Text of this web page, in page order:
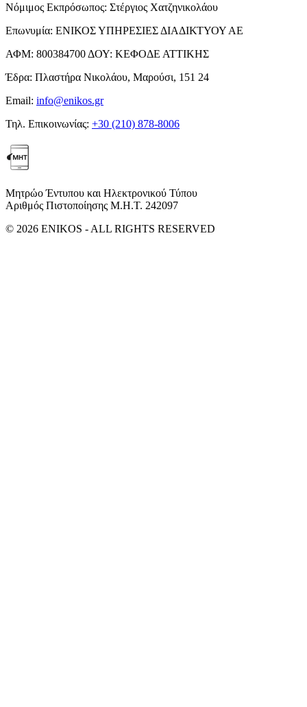
Νόμιμος Εκπρόσωπος: Στέργιος Χατζηνικολάου
Επωνυμία: ΕΝΙΚΟΣ ΥΠΗΡΕΣΙΕΣ ΔΙΑΔΙΚΤΥΟΥ ΑΕ
ΑΦΜ: 800384700 ΔΟΥ: ΚΕΦΟΔΕ ΑΤΤΙΚΗΣ
Έδρα: Πλαστήρα Νικολάου, Μαρούσι, 151 24
Email: info@enikos.gr
Τηλ. Επικοινωνίας: +30 (210) 878-8006
Μητρώο Έντυπου και Ηλεκτρονικού Τύπου
Αριθμός Πιστοποίησης Μ.Η.Τ. 242097
© 2026 ENIKOS - ALL RIGHTS RESERVED